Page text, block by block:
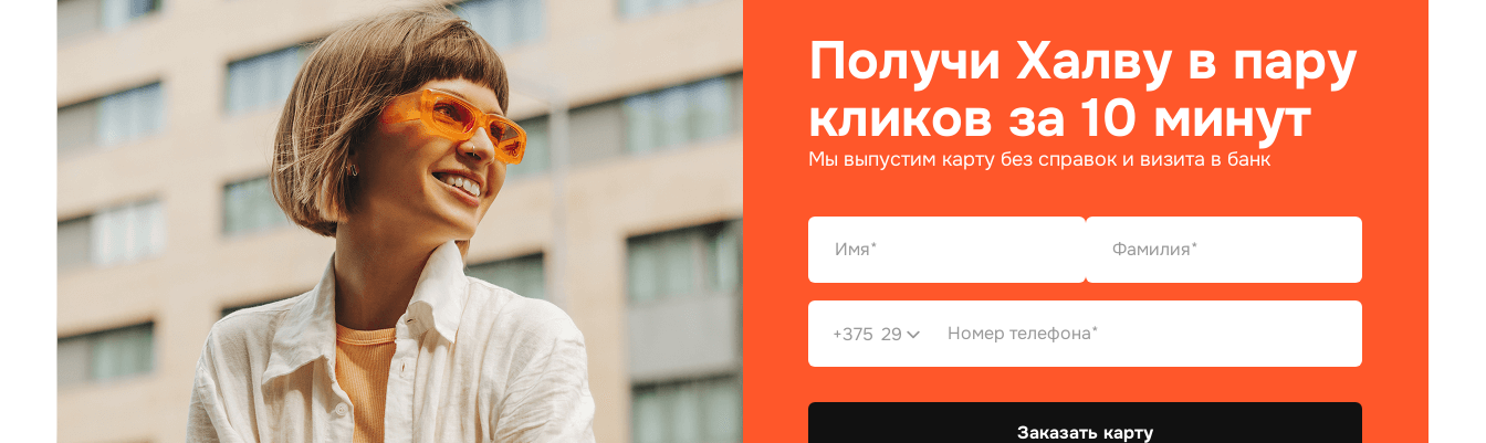
Получи Халву в пару
кликов за 10 минут
Мы выпустим карту без справок и визита в банк
+375 29
Заказать карту